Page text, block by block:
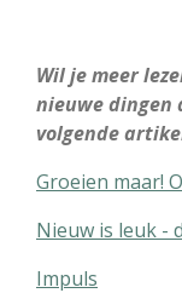
Wil je meer
nieuwe dingen
volgende
Groeien maar!
Nieuw is leuk -
Impuls